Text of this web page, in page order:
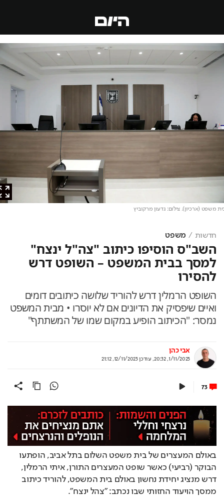
(ארכיון). צילום: גדעון מרקוביץ
חדשות משפט
השב"ס הוסיפו כיתוב "צה"ל ינצח"
למסך בבית המשפט – השופט דרש
להסירו
השופט הרמלין דרש להוריד שלושה כיתובים דומים
ואיים שיפסיק את הדיונים אם לא יוסרו • מבית המשפט
נמסר: "הכיתוב הופיע במקום שמו של המשתתף"
אבי כהן
1/11/2023, 20:32
,עודכן12/11/2023, 21:12
73
באולם המעצרים של בית משפט השלום בתל אביב, הופתעו
הבוקר (רביעי) כאשר שופט המעצרים התורן, איתי הרמלין,
דרש מנציג יחידת נחשון באולם בית המשפט, להוריד כיתוב
ממסך הויעוד החזותי שבו נכתב: "צהל ינצח".